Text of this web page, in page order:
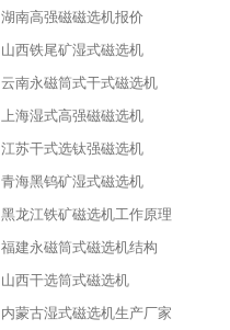
湖南高强磁磁选机报价
山西铁尾矿湿式磁选机
云南永磁筒式干式磁选机
上海湿式高强磁磁选机
江苏干式选钛强磁选机
青海黑钨矿湿式磁选机
黑龙江铁矿磁选机工作原理
福建永磁筒式磁选机结构
山西干选筒式磁选机
内蒙古湿式磁选机生产厂家